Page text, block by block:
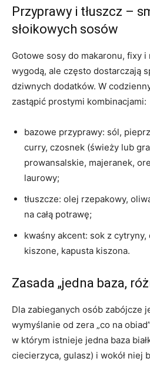
Przyprawy i tłuszcz –
słoikowych sosów
Gotowe sosy do makaronu, fixy i
wygodą, ale często dostarczają
dziwnych dodatków. W
zastąpić prostymi kombinacjami:
bazowe przyprawy: sól,
curry, czosnek (świeży lub
prowansalskie, majeranek,
laurowy;
tłuszcze: olej rzepakowy,
na całą potrawę;
kwaśny akcent: sok z
kiszone, kapusta kiszona.
Zasada „jedna baza,
Dla zabieganych osób zabójcze
wymyślanie od zera „co na
w którym istnieje jedna baza
ciecierzyca, gulasz) i wokół niej